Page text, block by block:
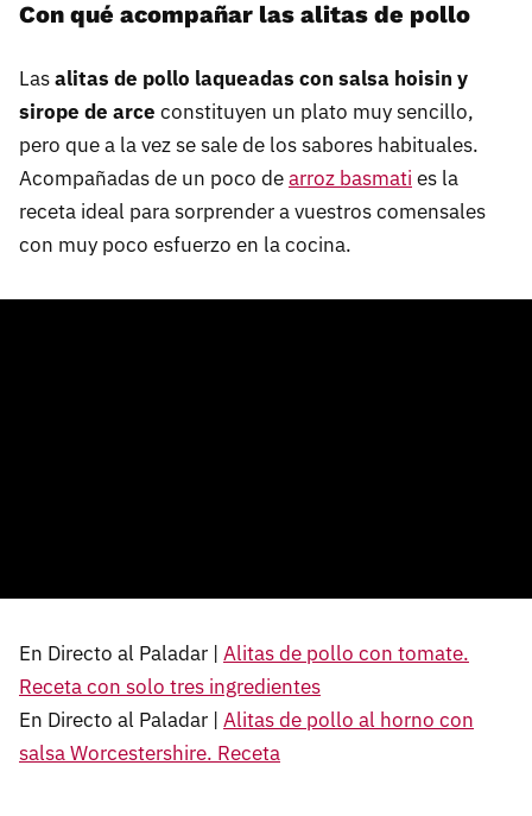
Con qué acompañar las alitas de pollo
Lasalitas de pollo laqueadas con salsa hoisin y
sirope de arce constituyen un plato muy sencillo,
pero que a la vez se sale de los sabores habituales.
Acompañadas de un poco dearroz basmati es la
receta ideal para sorprender a vuestros comensales
con muy poco esfuerzo en la cocina.
En Directo al Paladar | Alitas de pollo con tomate.
Receta con solo tres ingredientes
En Directo al Paladar | Alitas de pollo al horno con
salsa Worcestershire. Receta